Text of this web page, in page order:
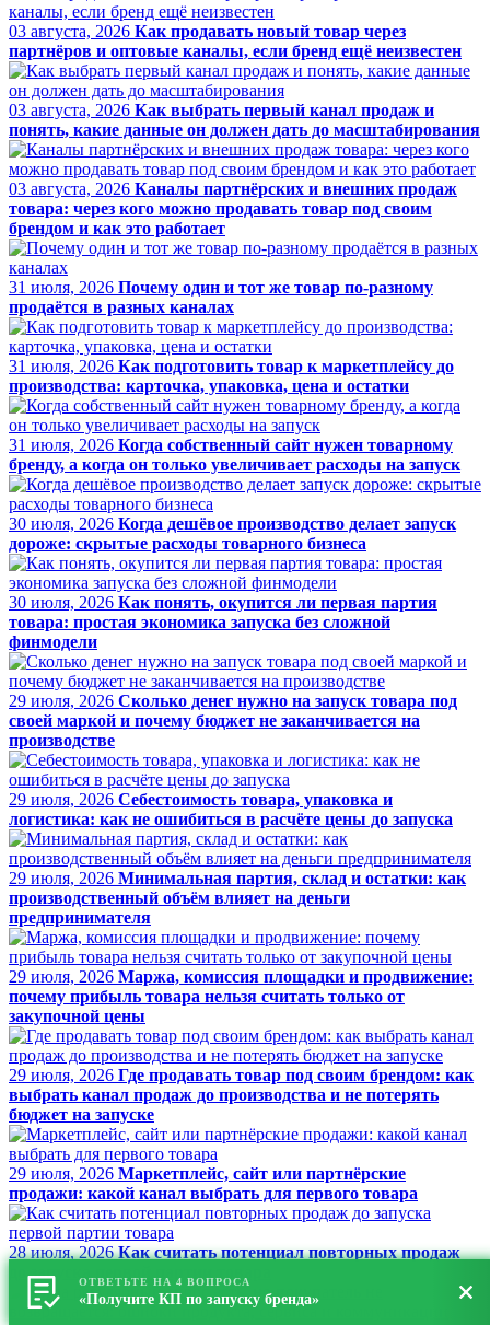
03 августа, 2026 Как продавать новый товар через
партнёров и оптовые каналы, если бренд ещё неизвестен
03 августа, 2026 Как выбрать первый канал продаж и
понять, какие данные он должен дать до масштабирования
03 августа, 2026 Каналы партнёрских и внешних продаж
товара: через кого можно продавать товар под своим
брендом и как это работает
31 июля, 2026 Почему один и тот же товар по-разному
продаётся в разных каналах
31 июля, 2026 Как подготовить товар к маркетплейсу до
производства: карточка, упаковка, цена и остатки
31 июля, 2026 Когда собственный сайт нужен товарному
бренду, а когда он только увеличивает расходы на запуск
30 июля, 2026 Когда дешёвое производство делает запуск
дороже: скрытые расходы товарного бизнеса
30 июля, 2026 Как понять, окупится ли первая партия
товара: простая экономика запуска без сложной
финмодели
29 июля, 2026 Сколько денег нужно на запуск товара под
своей маркой и почему бюджет не заканчивается на
производстве
29 июля, 2026 Себестоимость товара, упаковка и
логистика: как не ошибиться в расчёте цены до запуска
29 июля, 2026 Минимальная партия, склад и остатки: как
производственный объём влияет на деньги
предпринимателя
29 июля, 2026 Маржа, комиссия площадки и продвижение:
почему прибыль товара нельзя считать только от
закупочной цены
29 июля, 2026 Где продавать товар под своим брендом: как
выбрать канал продаж до производства и не потерять
бюджет на запуске
29 июля, 2026 Маркетплейс, сайт или партнёрские
продажи: какой канал выбрать для первого товара
28 июля, 2026 Как считать потенциал повторных продаж
до запуска первой партии товара
ОТВЕТЬТЕ НА 4 ВОПРОСА
«Получите КП по запуску бренда»